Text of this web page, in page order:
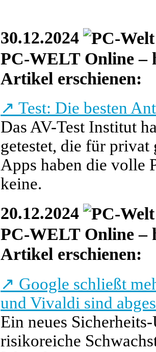
30.12.2024
PC-WELT Online –
Artikel erschienen:
↗ Test: Die besten
Das AV-Test Institut
getestet, die für privat
Apps haben die volle
keine.
20.12.2024
PC-WELT Online –
Artikel erschienen:
↗ Google schließt
und Vivaldi sind
Ein neues
risikoreiche